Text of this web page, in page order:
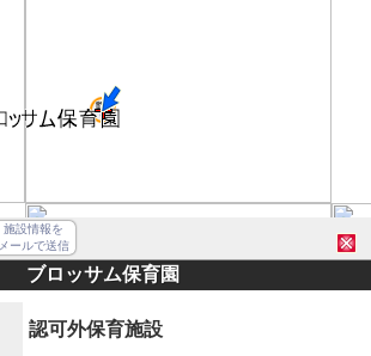
施設情報を
メールで送信
ブロッサム保育園
認可外保育施設